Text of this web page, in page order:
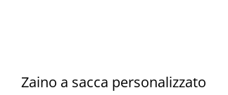
Zaino a sacca personalizzato